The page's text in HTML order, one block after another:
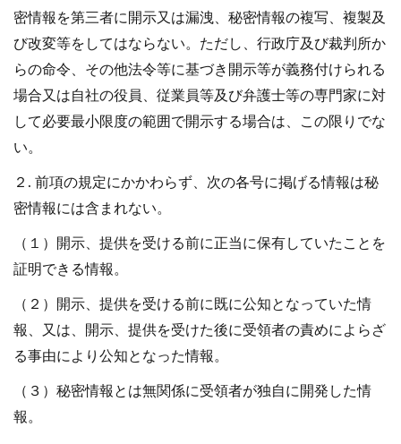
密情報を第三者に開示又は漏洩、秘密情報の複写、複製及
び改変等をしてはならない。ただし、行政庁及び裁判所か
らの命令、その他法令等に基づき開示等が義務付けられる
場合又は自社の役員、従業員等及び弁護士等の専門家に対
して必要最小限度の範囲で開示する場合は、この限りでな
い。
２. 前項の規定にかかわらず、次の各号に掲げる情報は秘
密情報には含まれない。
（１）開示、提供を受ける前に正当に保有していたことを
証明できる情報。
（２）開示、提供を受ける前に既に公知となっていた情
報、又は、開示、提供を受けた後に受領者の責めによらざ
る事由により公知となった情報。
（３）秘密情報とは無関係に受領者が独自に開発した情
報。